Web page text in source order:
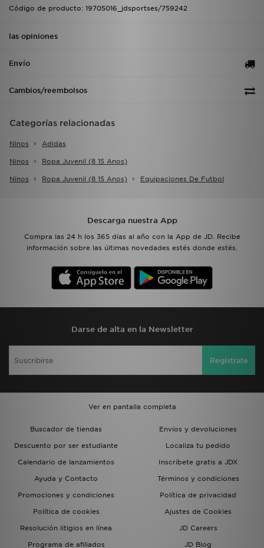
Código de producto: 19705016_jdsportses/759242
las opiniones
Envío
Cambios/reembolsos
Categorías relacionadas
Ninos Adidas
Ninos Ropa Juvenil (8 15 Anos)
Ninos Ropa Juvenil (8 15 Anos) Equipaciones De Futbol
Descarga nuestra App
Compra las 24 h los 365 días al año con la App de JD. Recibe
información sobre las últimas novedades estés donde estés.
Darse de alta en la Newsletter
Regístrate
Ver en pantalla completa
Buscador de tiendas
Envíos y devoluciones
Descuento por ser estudiante
Localiza tu pedido
Calendario de lanzamientos
Inscríbete gratis a JDX
Ayuda y Contacto
Términos y condiciones
Promociones y condiciones
Política de privacidad
Política de cookies
Ajustes de Cookies
Resolución litigios en línea
JD Careers
Programa de afiliados
JD Blog